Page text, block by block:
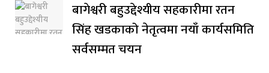
बागेश्वरी बहुउद्देश्यीय सहकारीमा रतन
सिंह खडकाको नेतृत्वमा नयाँ कार्यसमिति
सर्वसम्मत चयन